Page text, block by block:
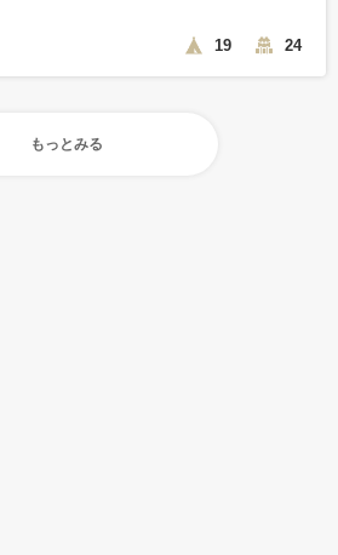
19 24
もっとみる